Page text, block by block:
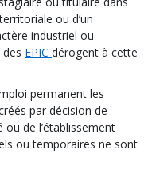
ou d’un
industriel ou
EPIC dérogent à cette
permanent les
par décision de
ou de l’établissement
ou temporaires ne sont